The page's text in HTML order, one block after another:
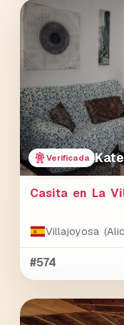
Verificada
Casita en La
Villajoyosa
#574